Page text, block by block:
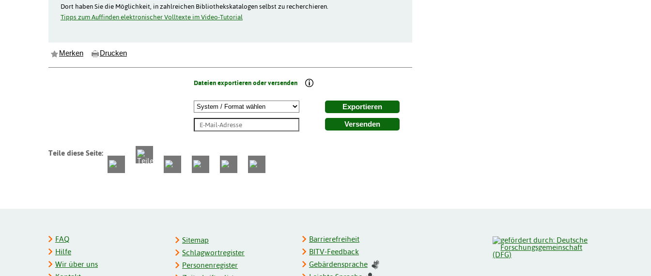
Dort haben Sie die Möglichkeit, in zahlreichen Bibliothekskatalogen selbst zu recherchieren.
Tipps zum Auffinden elektronischer Volltexte im Video-Tutorial
Merken Drucken
Dateien exportieren oder versenden
Exportieren
Versenden
Teile diese Seite:
FAQ
Hilfe
Wir über uns
Sitemap
Schlagwortregister
Personenregister
Barrierefreiheit
BITV-Feedback
Gebärdensprache